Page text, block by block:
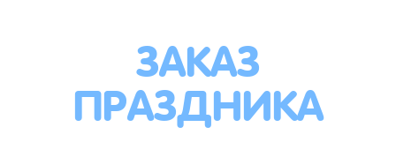
ЗАКАЗ
ПРАЗДНИКА